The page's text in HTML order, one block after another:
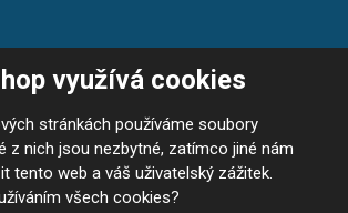
využívá cookies
stránkách používáme soubory
z nich jsou nezbytné, zatímco jiné nám
tento web a váš uživatelský zážitek.
všech cookies?
POTŘEBY